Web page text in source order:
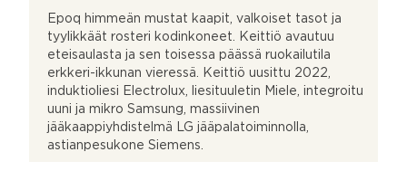
Epoq himmeän mustat kaapit, valkoiset tasot ja
tyylikkäät rosteri kodinkoneet. Keittiö avautuu
eteisaulasta ja sen toisessa päässä ruokailutila
erkkeri-ikkunan vieressä. Keittiö uusittu 2022,
induktioliesi Electrolux, liesituuletin Miele, integroitu
uuni ja mikro Samsung, massiivinen
jääkaappiyhdistelmä LG jääpalatoiminnolla,
astianpesukone Siemens.